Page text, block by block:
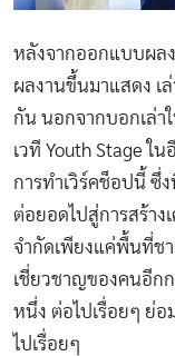
หลังจากออกแบบผล
ผลงานขึ้นมาแสดง เ
กัน นอกจากบอกเล่า
เวที Youth Stage ใ
การทำเวิร์คช็อปนี้ ซึ่
ต่อยอดไปสู่การสร้าง
จำกัดเพียงแค่พื้นที่ช
เชี่ยวชาญของคนอีก
หนึ่ง ต่อไปเรื่อยๆ ย่
ไปเรื่อยๆ